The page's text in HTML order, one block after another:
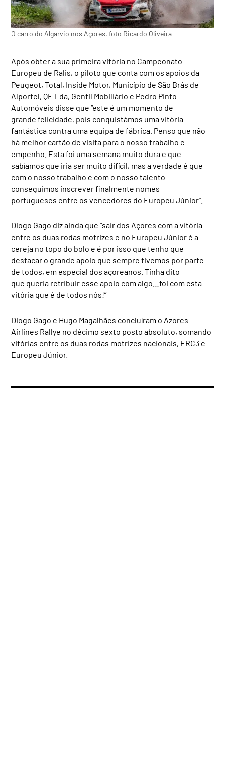
O carro do Algarvio nos Açores, foto Ricardo Oliveira
Após obter a sua primeira vitória no Campeonato
Europeu de Ralis, o piloto que conta com os apoios da
Peugeot, Total, Inside Motor, Município de São Brás de
Alportel, QF-Lda, Gentil Mobiliário e Pedro Pinto
Automóveis disse que “este é um momento de
grande felicidade, pois conquistámos uma vitória
fantástica contra uma equipa de fábrica. Penso que não
há melhor cartão de visita para o nosso trabalho e
empenho. Esta foi uma semana muito dura e que
sabíamos que iria ser muito difícil, mas a verdade é que
com o nosso trabalho e com o nosso talento
conseguimos inscrever finalmente nomes
portugueses entre os vencedores do Europeu Júnior”.
Diogo Gago diz ainda que “sair dos Açores com a vitória
entre os duas rodas motrizes e no Europeu Júnior é a
cereja no topo do bolo e é por isso que tenho que
destacar o grande apoio que sempre tivemos por parte
de todos, em especial dos açoreanos. Tinha dito
que queria retribuir esse apoio com algo…foi com esta
vitória que é de todos nós!”
Diogo Gago e Hugo Magalhães concluíram o Azores
Airlines Rallye no décimo sexto posto absoluto, somando
vitórias entre os duas rodas motrizes nacionais, ERC3 e
Europeu Júnior.